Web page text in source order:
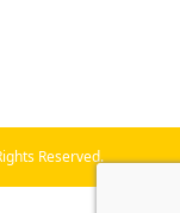
Reserved.